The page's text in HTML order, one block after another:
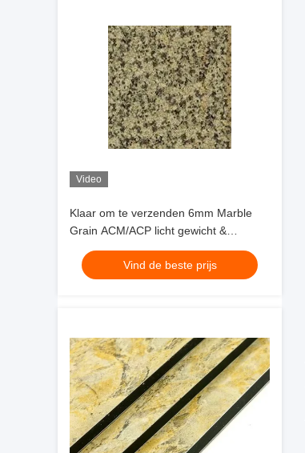
Video
Klaar om te verzenden 6mm Marble
Grain ACM/ACP licht gewicht &
duurzaamheid, PE coating, voor
restaurant & club muur
groothandelsprijs
Vind de beste prijs